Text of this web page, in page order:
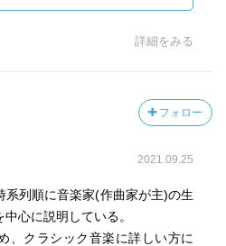
色々解釈できて楽しそうなのに
詳細をみる
フォロー
2021.09.25
系列順に音楽家(作曲家が主)の生
心に説明している。
、クラシック音楽に詳しい方に